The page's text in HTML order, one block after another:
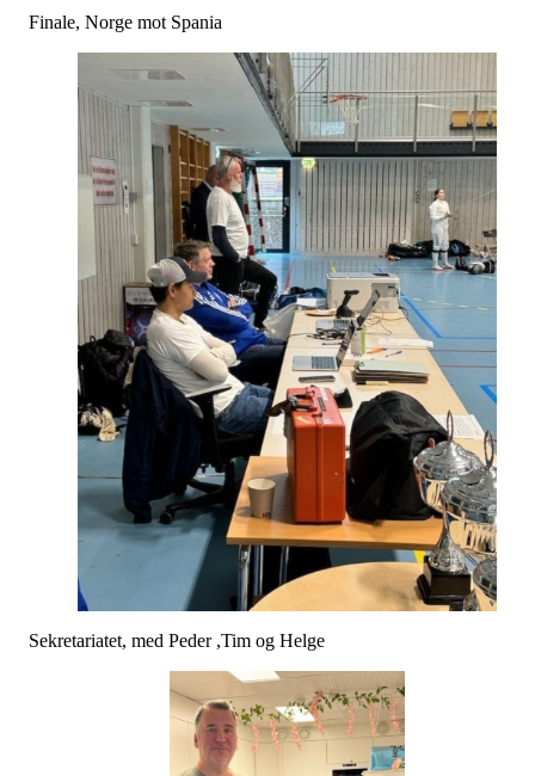
Finale, Norge mot Spania
Sekretariatet, med Peder ,Tim og Helge